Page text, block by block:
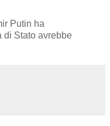
Putin ha
di Stato avrebbe